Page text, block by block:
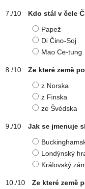
Kdo stál v čele
Papež
Di Čino-Soj
Mao Ce-tung
Ze které země
z Norska
z Finska
ze Švédska
Jak se jmenuje
Londýnský
Královský
Ze které země